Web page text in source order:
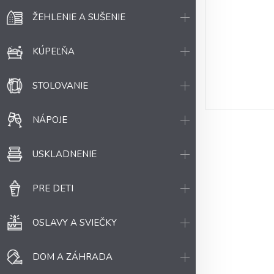
ŽEHLENIE A SUŠENIE
KÚPEĽŇA
STOLOVANIE
NÁPOJE
USKLADNENIE
PRE DETI
OSLAVY A SVIEČKY
DOM A ZÁHRADA